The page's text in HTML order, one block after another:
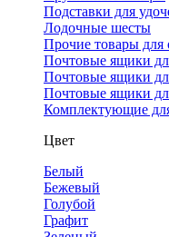
Подставки для
Лодочные шесты
Прочие товары для
Почтовые ящики
Почтовые ящики
Почтовые ящики
Комплектующие
Цвет
Белый
Бежевый
Голубой
Графит